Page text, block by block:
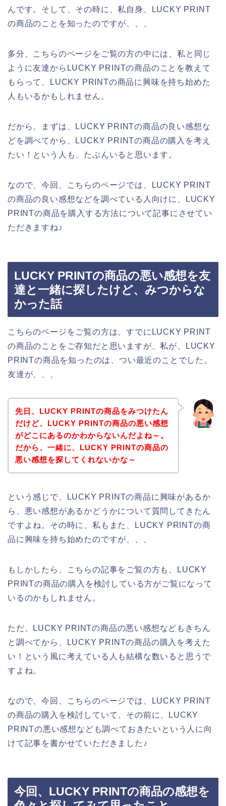
んです。そして、その時に、私自身、LUCKY PRINT
の商品のことを知ったのですが、、、
多分、こちらのページをご覧の方の中には、私と同じ
ように友達からLUCKY PRINTの商品のことを教えて
もらって、LUCKY PRINTの商品に興味を持ち始めた
人もいるかもしれません。
だから、まずは、LUCKY PRINTの商品の良い感想な
どを調べてから、LUCKY PRINTの商品の購入を考え
たい！という人も、たぶんいると思います。
なので、今回、こちらのページでは、LUCKY PRINT
の商品の良い感想などを調べている人向けに、LUCKY
PRINTの商品を購入する方法について記事にさせてい
ただきますね♪
LUCKY PRINTの商品の悪い感想を友
達と一緒に探したけど、みつからな
かった話
こちらのページをご覧の方は、すでにLUCKY PRINT
の商品のことをご存知だと思いますが、私が、LUCKY
PRINTの商品を知ったのは、つい最近のことでした。
友達が、、、
先日、LUCKY PRINTの商品をみつけたん
だけど、LUCKY PRINTの商品の悪い感想
がどこにあるのかわからないんだよね～。
だから、一緒に、LUCKY PRINTの商品の
悪い感想を探してくれないかな～
という感じで、LUCKY PRINTの商品に興味があるか
ら、悪い感想があるかどうかについて質問してきたん
ですよね。その時に、私もまた、LUCKY PRINTの商
品に興味を持ち始めたのですが、、、
もしかしたら、こちらの記事をご覧の方も、LUCKY
PRINTの商品の購入を検討している方がご覧になって
いるのかもしれません。
ただ、LUCKY PRINTの商品の悪い感想などもきちん
と調べてから、LUCKY PRINTの商品の購入を考えた
い！という風に考えている人も結構な数いると思うで
すよね。
なので、今回、こちらのページでは、LUCKY PRINT
の商品の購入を検討していて、その前に、LUCKY
PRINTの悪い感想なども調べておきたいという人に向
けて記事を書かせていただきました♪
今回、LUCKY PRINTの商品の感想を